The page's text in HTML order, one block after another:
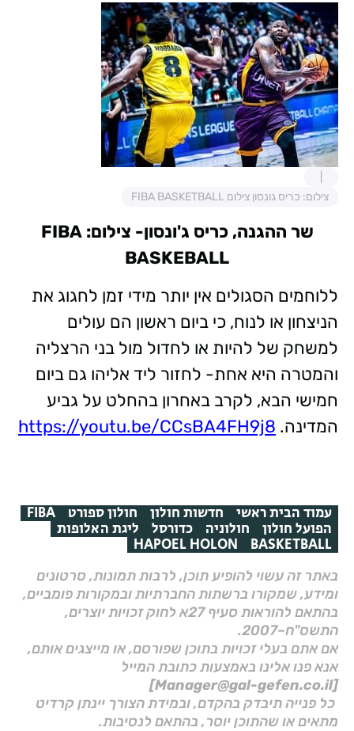
צילום: כריס גונסון צילום FIBA BASKETBALL
שר ההגנה, כריס ג'ונסון- צילום: FIBA
BASKEBALL
ללוחמים הסגולים אין יותר מידי זמן לחגוג את
הניצחון או לנוח, כי ביום ראשון הם עולים
למשחק של להיות או לחדול מול בני הרצליה
והמטרה היא אחת- לחזור ליד אליהו גם ביום
חמישי הבא, לקרב באחרון בהחלט על גביע
המדינה. https://youtu.be/CCsBA4FH9j8
עמוד הבית ראשי חדשות חולון חולון ספורט FIBA
הפועל חולון חולוניה כדורסל ליגת האלופות
BASKETBALL
HAPOEL HOLON
באתר זה עשוי להופיע תוכן, לרבות תמונות, סרטונים
ומידע, שמקורו ברשתות החברתיות ובמקורות פומביים,
בהתאם להוראות סעיף 27א לחוק זכויות יוצרים,
התשס"ח–2007.
אם אתם בעלי זכויות בתוכן שפורסם, או מייצגים אותם,
אנא פנו אלינו באמצעות כתובת המייל
[Manager@gal-gefen.co.il]
כל פנייה תיבדק בהקדם, ובמידת הצורך יינתן קרדיט
מתאים או שהתוכן יוסר, בהתאם לנסיבות.